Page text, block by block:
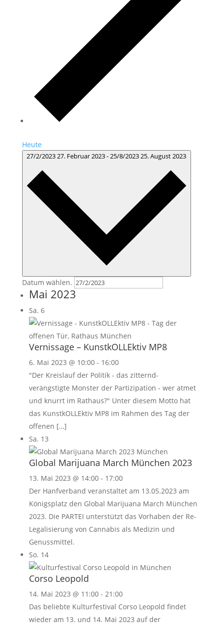
Heute
27/2/202327. Februar 2023-25/8/202325. August 2023
Datum wählen.
Mai 2023
Sa. 6
Vernissage – KunstkOLLEktiv MP8
6. Mai 2023 @ 10:00- 16:00
"Der Kreislauf der Politik - das zitternd-
verängstigte Monster der Partizipation - wer atmet
und knurrt im Rathaus?" Unter diesem Motto hat
das KunstkOLLEktiv MP8 im Rahmen des Tag der
offenen […]
Sa. 13
Global Marijuana March München 2023
13. Mai 2023 @ 14:00- 17:00
Der Hanfverband veranstaltet am 13.05.2023 am
Königsplatz den Global Marijuana March München
2023. Die PARTEI unterstützt das Vorhaben der Re-
Legalisierung von Cannabis als Medizin und
Genussmittel.
So. 14
Corso Leopold
14. Mai 2023 @ 11:00- 21:00
Das beliebte Kulturfestival Corso Leopold findet
wieder am 13. und 14. Mai 2023 auf der